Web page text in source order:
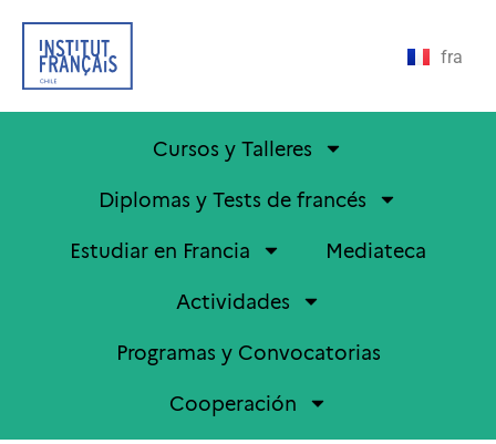
fra
Cursos y Talleres
Diplomas y Tests de francés
Estudiar en Francia
Mediateca
Actividades
Programas y Convocatorias
Cooperación